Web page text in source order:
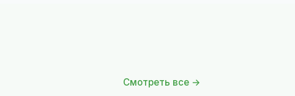
Смотреть все →